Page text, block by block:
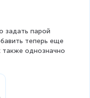
задать парой
теперь еще
также однозначно